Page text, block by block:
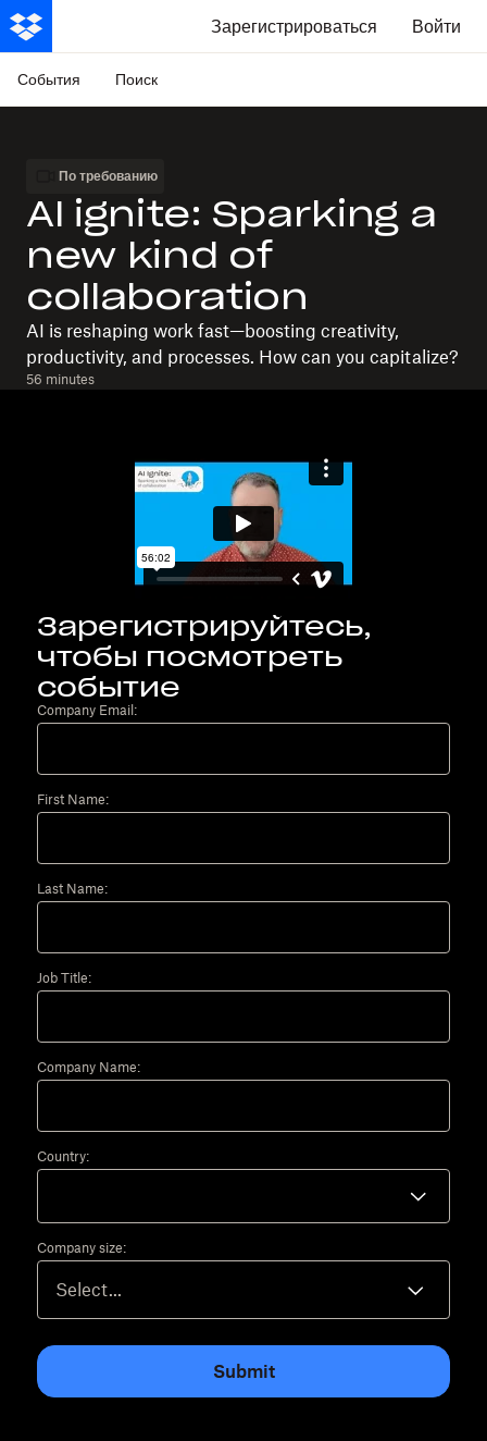
Зарегистрироваться Войти
События Поиск
По требованию
AI ignite: Sparking a
new kind of
collaboration
AI is reshaping work fast—boosting creativity,
productivity, and processes. How can you capitalize?
56 minutes
Зарегистрируйтесь,
чтобы посмотреть
событие
Company Email:
First Name:
Last Name:
Job Title:
Company Name:
Country:
Company size:
Submit